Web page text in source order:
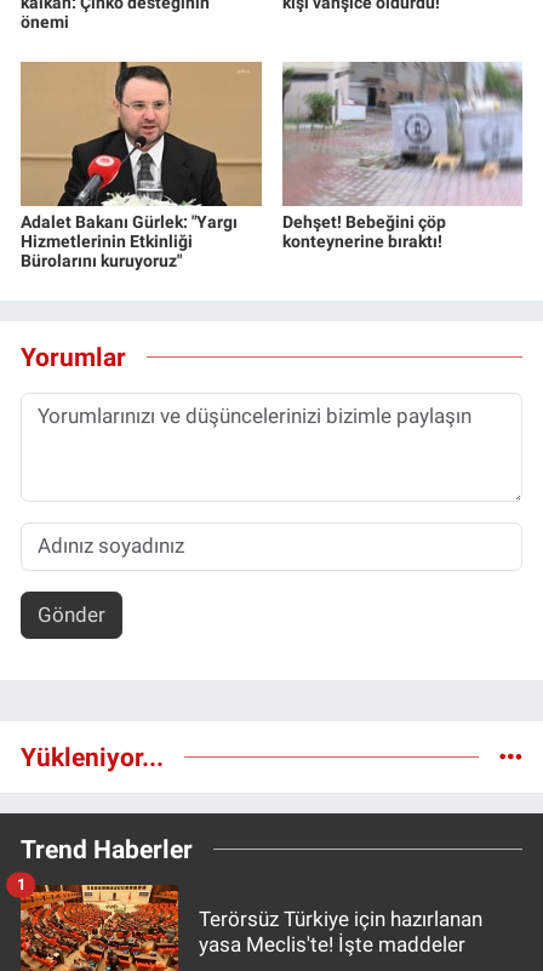
önemi
Adalet Bakanı Gürlek: "Yargı
Hizmetlerinin Etkinliği
Bürolarını kuruyoruz"
Dehşet! Bebeğini çöp
konteynerine bıraktı!
Yorumlar
Gönder
Yükleniyor...
Trend Haberler
Terörsüz Türkiye için hazırlanan
yasa Meclis'te! İşte maddeler
1
Yerel Yaşam
Canlı Yayın